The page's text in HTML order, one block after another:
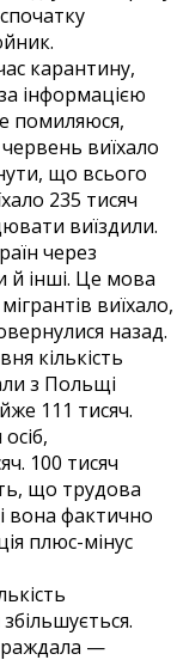
карантину,
за інформацією
помиляюся,
виїхало
що всього
235 тисяч
виїздили.
через
й інші. Це мова
виїхало,
назад.
кількість
з Польщі
111 тисяч.
100 тисяч
що трудова
вона фактично
плюс-мінус
—